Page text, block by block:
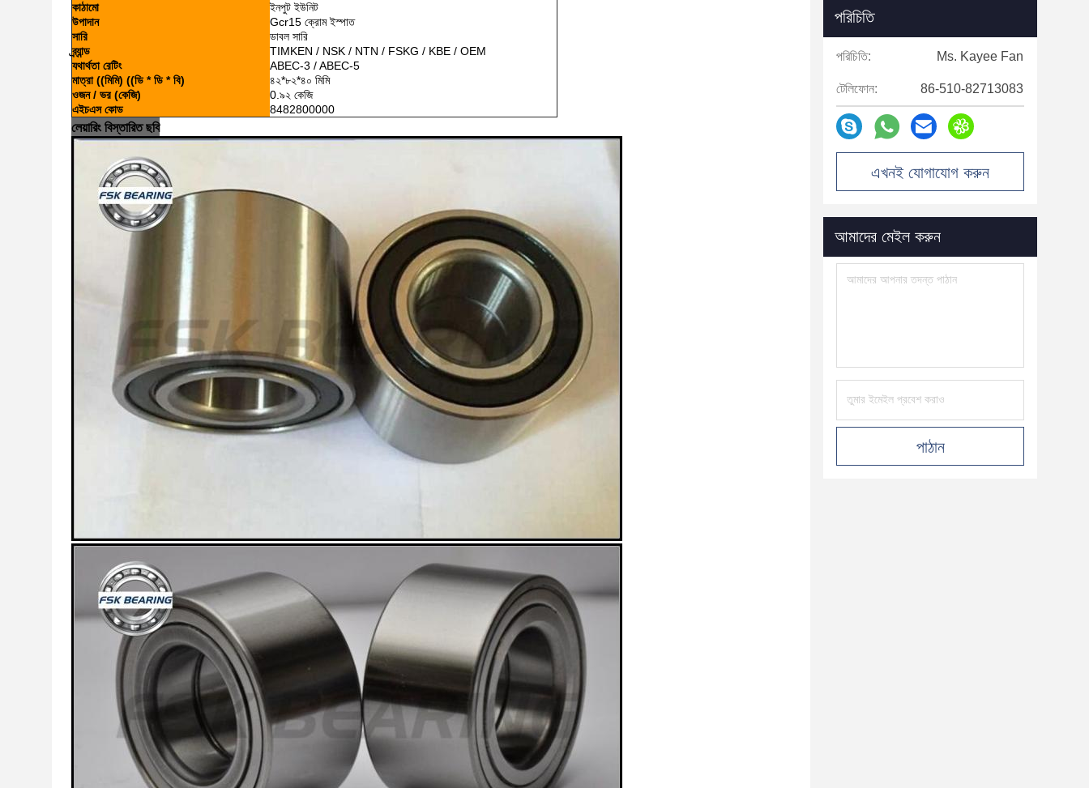
কাঠামো
ইনপুট ইউনিট
উপাদান
Gcr15 ক্রোম ইস্পাত
সারি
ডাবল সারি
ব্র্যান্ড
TIMKEN / NSK / NTN / FSKG / KBE / OEM
যথার্থতা রেটিং
ABEC-3 / ABEC-5
মাত্রা ((মিমি) ((ডি * ডি * বি)
৪২*৮২*৪০ মিমি
ওজন / ভর (কেজি)
0.৯২ কেজি
এইচএস কোড
8482800000
লেয়ারিং বিস্তারিত ছবি
পরিচিতি
পরিচিতি: Ms. Kayee Fan
টেলিফোন: 86-510-82713083
এখনই যোগাযোগ করুন
আমাদের মেইল ​​করুন
পাঠান